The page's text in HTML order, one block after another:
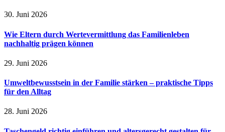
30. Juni 2026
Wie Eltern durch Wertevermittlung das Familienleben
nachhaltig prägen können
29. Juni 2026
Umweltbewusstsein in der Familie stärken – praktische Tipps
für den Alltag
28. Juni 2026